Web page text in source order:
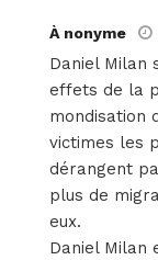
À nonyme
Daniel Milan
effets de la
mondisation
victimes les
dérangent
plus de
eux.
Daniel Milan